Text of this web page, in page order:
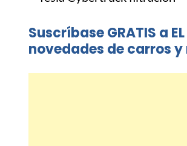
Suscríbase GRATIS a
novedades de carros